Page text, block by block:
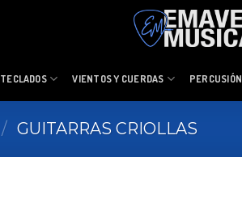
TECLADOS VIENTOS Y CUERDAS PERCUSIÓN
/ GUITARRAS CRIOLLAS